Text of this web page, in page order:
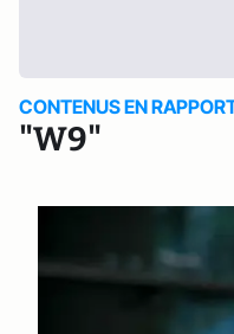
CONTENUS EN
"W9"